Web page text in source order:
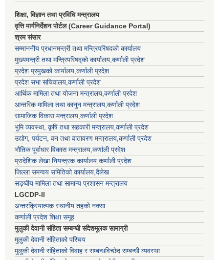
शिक्षा, विज्ञान तथा प्रविधि मन्त्रालय
वृत्ति मार्गनिर्देशन पोर्टल (Career Guidance Portal)
श्रम संसार
सम्माननीय प्रधानमन्त्री तथा मन्त्रिपरिषद‌को कार्यालय
मुख्यमन्त्री तथा मन्त्रिपरिषद्को कार्यालय,कर्णाली प्रदेश
प्रदेश प्रमुखको कार्यालय,कर्णाली प्रदेश
प्रदेश सभा सचिवालय,कर्णाली प्रदेश
आर्थिक मामिला तथा योजना मन्त्रालय,कर्णाली प्रदेश
आन्तरिक मामिला तथा कानुन मन्त्रालय,कर्णाली प्रदेश
सामाजिक विकास मन्त्रालय,कर्णाली प्रदेश
भुमि व्यवस्था, कृषि तथा सहकारी मन्त्रालय,कर्णाली प्रदेश
उद्योग, पर्यटन, वन तथा वातावरण मन्त्रालय,कर्णाली प्रदेश
भौतिक पूर्वाधार विकास मन्त्रालय,कर्णाली प्रदेश
प्रादेशिक लेखा नियन्त्रक कार्यालय,कर्णाली प्रदेश
जिल्ला समन्वय समितिको कार्यालय,दैलेख
सङ्घीय मामिला तथा सामान्य प्रशासन मन्त्रालय
LGCDP-II
अन्तरक्रियात्मक स्थानीय तहको नक्सा
कर्णाली प्रदेश शिक्षा समूह
मुलुकी देवानी संहिता सम्बन्धी संदेशमूलक सामाग्री
मुलुकी देवानी संहिताको परिचय
मुलुकी देवानी संहिताको विवाह र सम्बन्धविच्छेद सम्बन्धी व्यवस्था